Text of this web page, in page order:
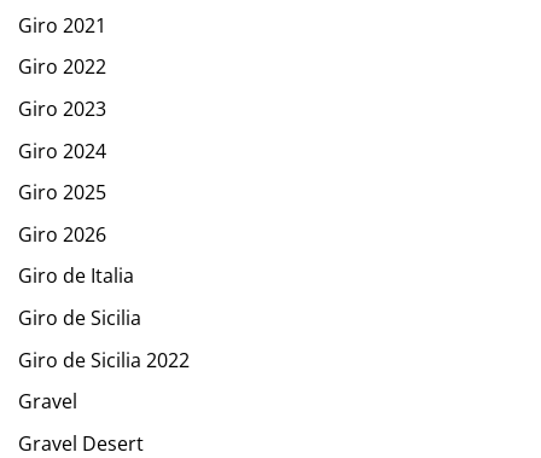
Giro 2021
Giro 2022
Giro 2023
Giro 2024
Giro 2025
Giro 2026
Giro de Italia
Giro de Sicilia
Giro de Sicilia 2022
Gravel
Gravel Desert